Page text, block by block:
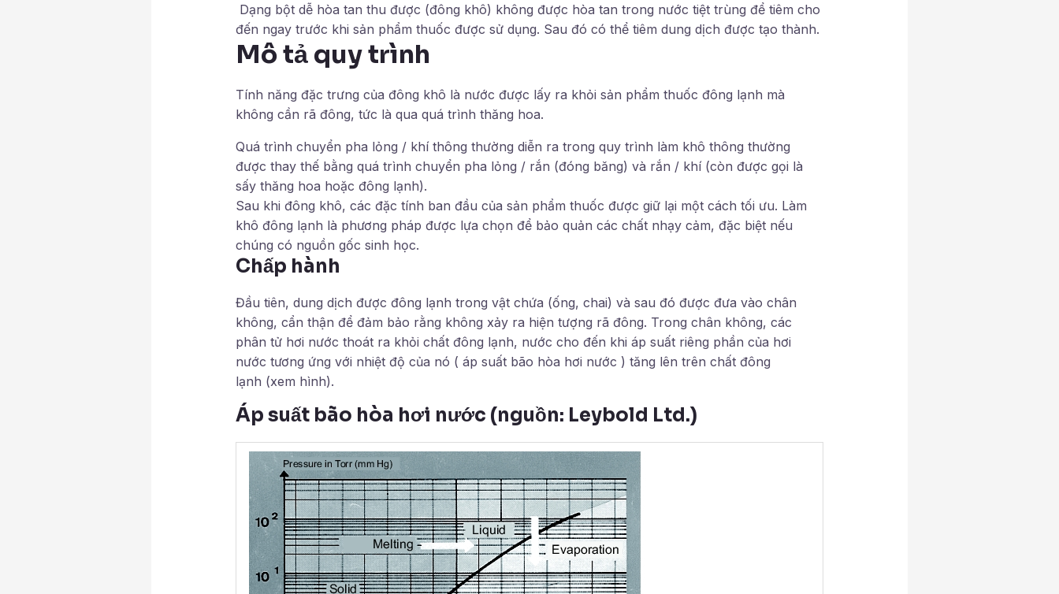
Dạng bột dễ hòa tan thu được (đông khô) không được hòa tan trong nước tiệt trùng để tiêm cho
đến ngay trước khi sản phẩm thuốc được sử dụng. Sau đó có thể tiêm dung dịch được tạo thành.
Mô tả quy trình
Tính năng đặc trưng của đông khô là nước được lấy ra khỏi sản phẩm thuốc đông lạnh mà
không cần rã đông, tức là qua quá trình thăng hoa.
Quá trình chuyển pha lỏng / khí thông thường diễn ra trong quy trình làm khô thông thường
được thay thế bằng quá trình chuyển pha lỏng / rắn (đóng băng) và rắn / khí (còn được gọi là
sấy thăng hoa hoặc đông lạnh).
Sau khi đông khô, các đặc tính ban đầu của sản phẩm thuốc được giữ lại một cách tối ưu. Làm
khô đông lạnh là phương pháp được lựa chọn để bảo quản các chất nhạy cảm, đặc biệt nếu
chúng có nguồn gốc sinh học.
Chấp hành
Đầu tiên, dung dịch được đông lạnh trong vật chứa (ống, chai) và sau đó được đưa vào chân
không, cẩn thận để đảm bảo rằng không xảy ra hiện tượng rã đông. Trong chân không, các
phân tử hơi nước thoát ra khỏi chất đông lạnh, nước cho đến khi áp suất riêng phần của hơi
nước tương ứng với nhiệt độ của nó ( áp suất bão hòa hơi nước ) tăng lên trên chất đông
lạnh (xem hình).
Áp suất bão hòa hơi nước (nguồn: Leybold Ltd.)